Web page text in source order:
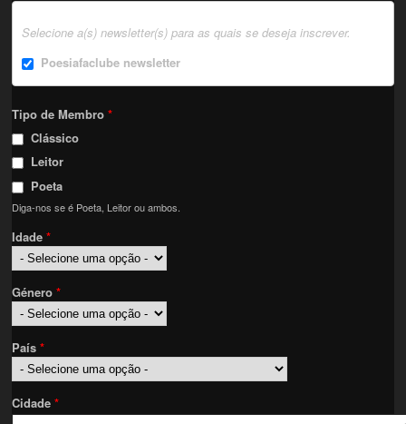
Selecione a(s) newsletter(s) para as quais se deseja inscrever.
Poesiafaclube newsletter
Tipo de Membro*
Clássico
Leitor
Poeta
Diga-nos se é Poeta, Leitor ou ambos.
Idade*
Género*
País*
Cidade*